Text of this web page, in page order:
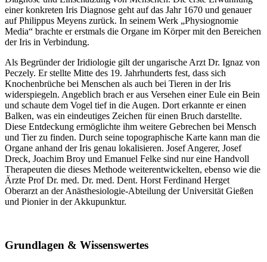
einer konkreten Iris Diagnose geht auf das Jahr 1670 und genauer
auf Philippus Meyens zurück. In seinem Werk „Physiognomie
Media“ brachte er erstmals die Organe im Körper mit den Bereichen
der Iris in Verbindung.
Als Begründer der Iridiologie gilt der ungarische Arzt Dr. Ignaz von
Peczely. Er stellte Mitte des 19. Jahrhunderts fest, dass sich
Knochenbrüche bei Menschen als auch bei Tieren in der Iris
widerspiegeln. Angeblich brach er aus Versehen einer Eule ein Bein
und schaute dem Vogel tief in die Augen. Dort erkannte er einen
Balken, was ein eindeutiges Zeichen für einen Bruch darstellte.
Diese Entdeckung ermöglichte ihm weitere Gebrechen bei Mensch
und Tier zu finden. Durch seine topographische Karte kann man die
Organe anhand der Iris genau lokalisieren. Josef Angerer, Josef
Dreck, Joachim Broy und Emanuel Felke sind nur eine Handvoll
Therapeuten die dieses Methode weiterentwickelten, ebenso wie die
Ärzte Prof Dr. med. Dr. med. Dent. Horst Ferdinand Herget
Oberarzt an der Anästhesiologie-Abteilung der Universität Gießen
und Pionier in der Akkupunktur.
Grundlagen & Wissenswertes